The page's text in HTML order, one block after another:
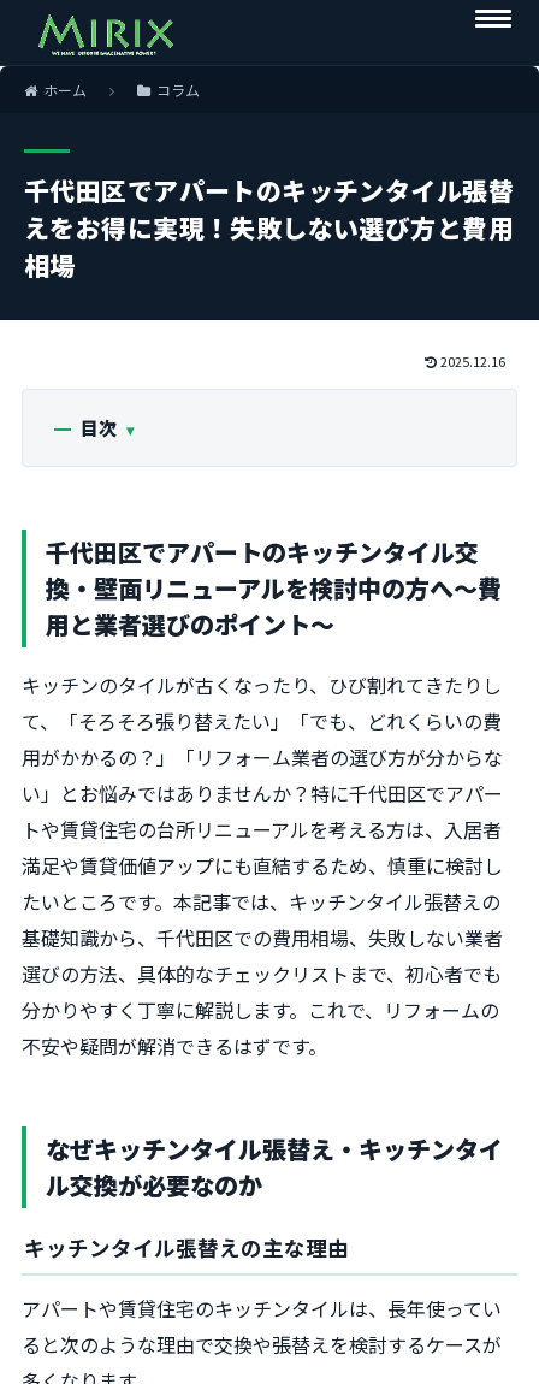
ホーム コラム
千代田区でアパートのキッチンタイル張替
えをお得に実現！失敗しない選び方と費用
相場
2025.12.16
目次
千代田区でアパートのキッチンタイル交
換・壁面リニューアルを検討中の方へ～費
用と業者選びのポイント～
キッチンのタイルが古くなったり、ひび割れてきたりし
て、「そろそろ張り替えたい」「でも、どれくらいの費
用がかかるの？」「リフォーム業者の選び方が分からな
い」とお悩みではありませんか？特に千代田区でアパー
トや賃貸住宅の台所リニューアルを考える方は、入居者
満足や賃貸価値アップにも直結するため、慎重に検討し
たいところです。本記事では、キッチンタイル張替えの
基礎知識から、千代田区での費用相場、失敗しない業者
選びの方法、具体的なチェックリストまで、初心者でも
分かりやすく丁寧に解説します。これで、リフォームの
不安や疑問が解消できるはずです。
なぜキッチンタイル張替え・キッチンタイ
ル交換が必要なのか
キッチンタイル張替えの主な理由
アパートや賃貸住宅のキッチンタイルは、長年使ってい
ると次のような理由で交換や張替えを検討するケースが